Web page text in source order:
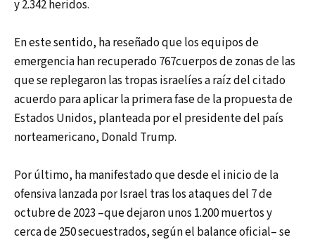
y 2.342 heridos.
En este sentido, ha reseñado que los equipos de
emergencia han recuperado 767cuerpos de zonas de las
que se replegaron las tropas israelíes a raíz del citado
acuerdo para aplicar la primera fase de la propuesta de
Estados Unidos, planteada por el presidente del país
norteamericano, Donald Trump.
Por último, ha manifestado que desde el inicio de la
ofensiva lanzada por Israel tras los ataques del 7 de
octubre de 2023 –que dejaron unos 1.200 muertos y
cerca de 250 secuestrados, según el balance oficial– se